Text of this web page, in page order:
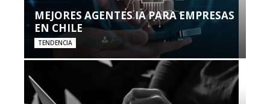
MEJORES AGENTES IA PARA EMPRESAS
EN CHILE
TENDENCIA